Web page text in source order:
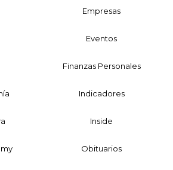
Empresas
Eventos
Finanzas Personales
Indicadores
Inside
Obituarios